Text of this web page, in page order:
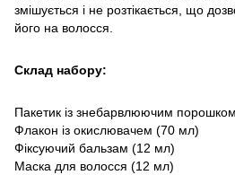
змішується і не розтікається, що
його на волосся.
Склад набору:
Пакетик із знебарвлюючим
Флакон із окислювачем (70 мл)
Фіксуючий бальзам (12 мл)
Маска для волосся (12 мл)